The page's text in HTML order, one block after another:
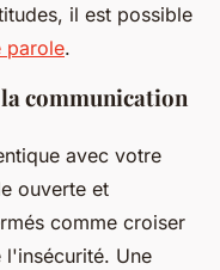
il est possible
parole.
la communication
avec votre
ouverte et
comme croiser
l'insécurité. Une